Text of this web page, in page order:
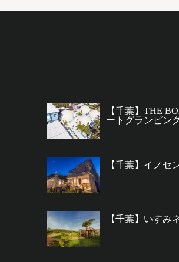
【千葉】THE
ートグランピン
【千葉】イノセ
【千葉】いすみ